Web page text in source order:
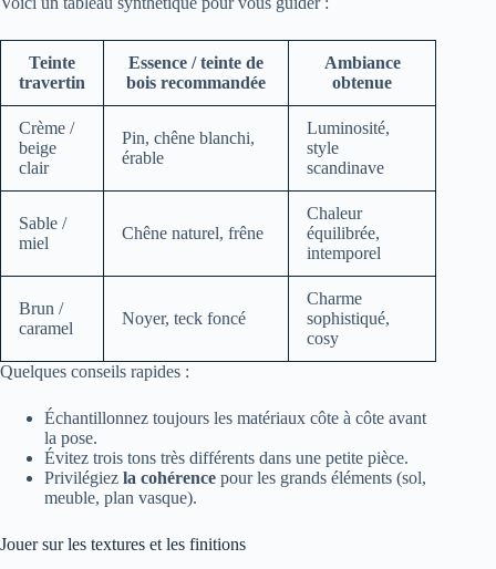
Teinte
travertin
Essence / teinte de
bois recommandée
Ambiance
obtenue
Crème /
beige
clair
Pin, chêne blanchi,
érable
Luminosité,
style
scandinave
Sable /
miel
Chêne naturel, frêne
Chaleur
équilibrée,
intemporel
Brun /
caramel
Noyer, teck foncé
Charme
sophistiqué,
cosy
Quelques conseils rapides :
Échantillonnez toujours les matériaux côte à côte avant
la pose.
Évitez trois tons très différents dans une petite pièce.
Privilégiez la cohérence pour les grands éléments (sol,
meuble, plan vasque).
Jouer sur les textures et les finitions